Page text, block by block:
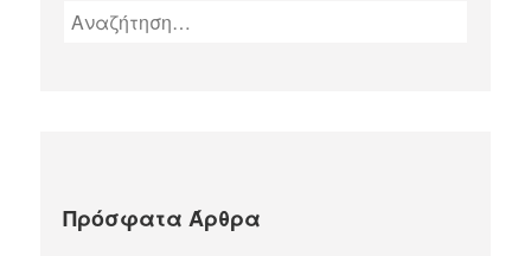
Πρόσφατα Άρθρα